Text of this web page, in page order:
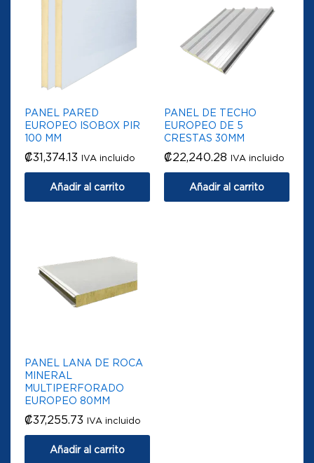
PANEL PARED
EUROPEO ISOBOX PIR
100 MM
₡31,374.13 IVA incluido
Añadir al carrito
PANEL DE TECHO
EUROPEO DE 5
CRESTAS 30MM
₡22,240.28 IVA incluido
Añadir al carrito
PANEL LANA DE ROCA
MINERAL
MULTIPERFORADO
EUROPEO 80MM
₡37,255.73 IVA incluido
Añadir al carrito